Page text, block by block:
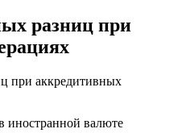
разниц при
иностранной валюте